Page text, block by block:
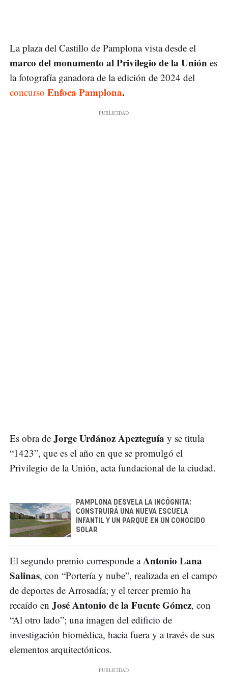
La plaza del Castillo de Pamplona vista desde el
marco del monumento al Privilegio de la Unión es
la fotografía ganadora de la edición de 2024 del
concurso Enfoca Pamplona.
Es obra de Jorge Urdánoz Apezteguía y se titula
“1423”, que es el año en que se promulgó el
Privilegio de la Unión, acta fundacional de la ciudad.
PAMPLONA DESVELA LA INCÓGNITA:
CONSTRUIRÁ UNA NUEVA ESCUELA
INFANTIL Y UN PARQUE EN UN CONOCIDO
SOLAR
El segundo premio corresponde aAntonio Lana
Salinas, con “Portería y nube”, realizada en el campo
de deportes de Arrosadía; y el tercer premio ha
recaído en José Antonio de la Fuente Gómez, con
“Al otro lado”; una imagen del edificio de
investigación biomédica, hacia fuera y a través de sus
elementos arquitectónicos.